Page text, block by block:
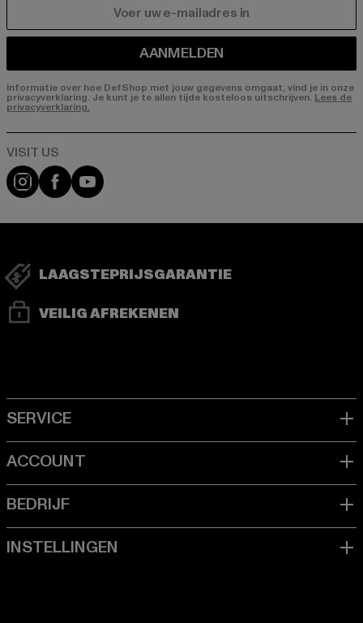
AANMELDEN
Informatie over hoe DefShop met jouw gegevens omgaat, vind je in onze
privacyverklaring. Je kunt je te allen tijde kosteloos uitschrijven. Lees de
privacyverklaring.
Visit our Instagram page:
Visit our Facebook page:
Visit our YouTube channel:
LAAGSTEPRIJSGARANTIE
VEILIG AFREKENEN